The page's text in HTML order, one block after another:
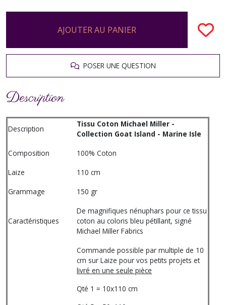
AJOUTER AU PANIER
POSER UNE QUESTION
Description
Description
Tissu Coton Michael Miller -
Collection Goat Island - Marine Isle
Composition
100% Coton
Laize
110 cm
Grammage
150 gr
Caractéristiques
De magnifiques nénuphars pour ce tissu
coton au coloris bleu pétillant, signé
Michael Miller Fabrics
Commande possible par multiple de 10
cm sur Laize pour vos petits projets et
livré en une seule pièce
Qté 1 = 10x110 cm